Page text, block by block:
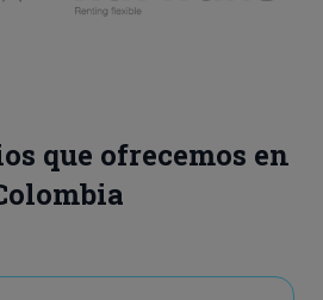
que ofrecemos en